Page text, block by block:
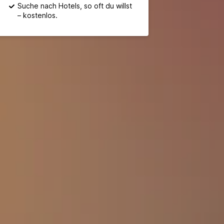
Suche nach Hotels, so oft du willst
– kostenlos.